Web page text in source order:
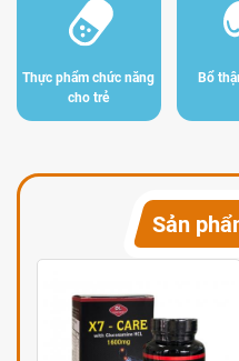
Thực phẩm chức năng
cho trẻ
Bổ
Sản